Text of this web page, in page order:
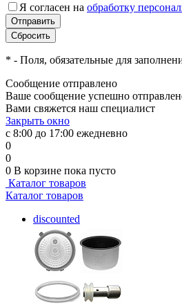
Я согласен на обработку
* - Поля, обязательные для
Сообщение отправлено
Ваше сообщение успешно
Вами свяжется наш специалист
Закрыть окно
с 8:00 до 17:00 ежедневно
0
0
0 В корзине пока пусто
Каталог товаров
Каталог товаров
discounted